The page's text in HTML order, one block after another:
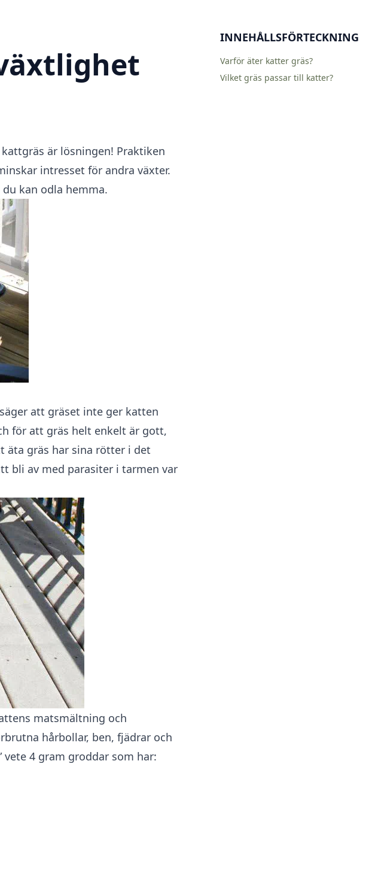
är lösningen! Praktiken
intresset för andra växter.
kan odla hemma.
att gräset inte ger katten
för att gräs helt enkelt är gott,
äta gräs har sina rötter i det
bli av med parasiter i tarmen var
matsmältning och
hårbollar, ben, fjädrar och
4 gram groddar som har:
INNEHÅLLSFÖRTECKNING
Varför äter katter gräs?
Vilket gräs passar till katter?